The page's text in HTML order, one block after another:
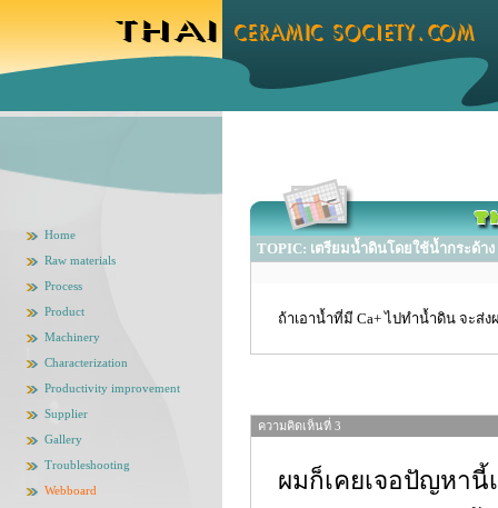
Home
Raw materials
Process
Product
Machinery
Characterization
Productivity improvement
Supplier
Gallery
Troubleshooting
Webboard
TOPIC: เตรียมน้ำดินโดยใช้น้ำกระด้าง
ถ้าเอาน้ำที่มี Ca+ ไปทำน้ำดิน จะส่
ความคิดเห็นที่ 3
ผมก็เคยเจอปัญหา